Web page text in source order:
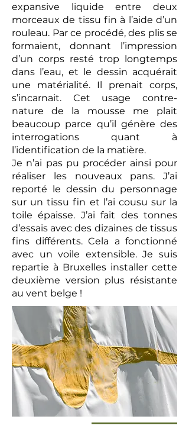
expansive liquide entre deux
morceaux de tissu fin à l’aide d’un
rouleau. Par ce procédé, des plis se
formaient, donnant l’impression
d’un corps resté trop longtemps
dans l’eau, et le dessin acquérait
une matérialité. Il prenait corps,
s’incarnait. Cet usage contre-
nature de la mousse me plait
beaucoup parce qu’il génère des
interrogations quant à
l’identification de la matière.
Je n’ai pas pu procéder ainsi pour
réaliser les nouveaux pans. J’ai
reporté le dessin du personnage
sur un tissu fin et l’ai cousu sur la
toile épaisse. J’ai fait des tonnes
d’essais avec des dizaines de tissus
fins différents. Cela a fonctionné
avec un voile extensible. Je suis
repartie à Bruxelles installer cette
deuxième version plus résistante
au vent belge !